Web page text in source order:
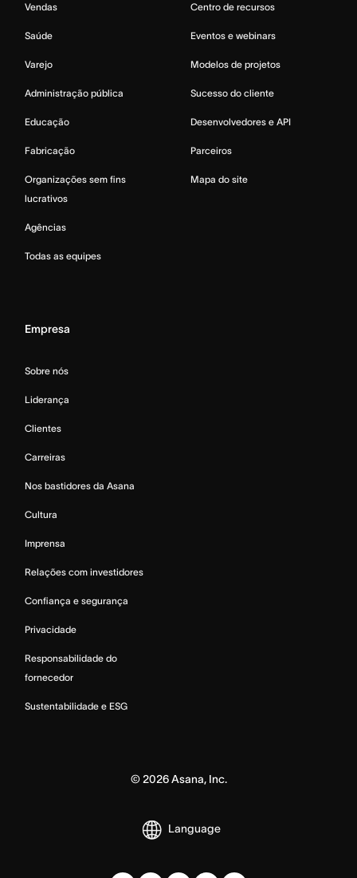
Vendas
Saúde
Varejo
Administração pública
Educação
Fabricação
Organizações sem fins
lucrativos
Agências
Todas as equipes
Centro de recursos
Eventos e webinars
Modelos de projetos
Sucesso do cliente
Desenvolvedores e API
Parceiros
Mapa do site
Empresa
Sobre nós
Liderança
Clientes
Carreiras
Nos bastidores da Asana
Cultura
Imprensa
Relações com investidores
Confiança e segurança
Privacidade
Responsabilidade do
fornecedor
Sustentabilidade e ESG
© 2026Asana, Inc.
Language